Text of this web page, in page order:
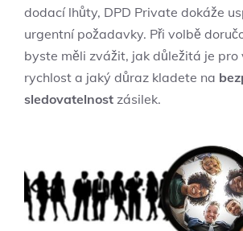
dodací lhůty, DPD Private dokáže
urgentní požadavky. Při volbě
byste měli zvážit, jak důležitá je
rychlost a jaký důraz kladete na
sledovatelnost zásilek.